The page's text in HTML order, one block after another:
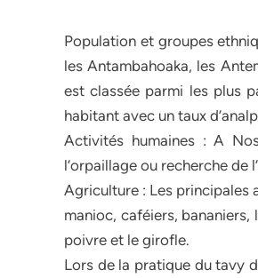
Population et groupes
les Antambahoaka, les
est classée parmi les plus
habitant avec un taux
Activités humaines : A
l’orpaillage ou recherche de
Agriculture : Les principales
manioc, caféiers, bananiers,
poivre et le girofle.
Lors de la pratique du tavy